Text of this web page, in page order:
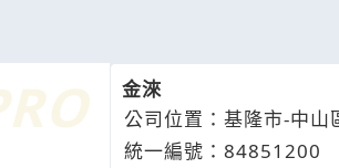
金淶
公司位置：基隆市-中山
統一編號：84851200